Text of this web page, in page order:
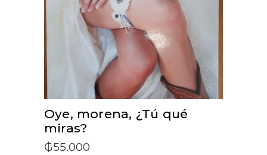
ADD TO CART
Oye, morena, ¿Tú qué
miras?
₲55.000